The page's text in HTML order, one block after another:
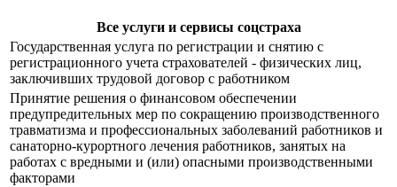
Все услуги и сервисы соцстраха
Государственная услуга по регистрации и снятию с
регистрационного учета страхователей - физических лиц,
заключивших трудовой договор с работником
Принятие решения о финансовом обеспечении
предупредительных мер по сокращению производственного
травматизма и профессиональных заболеваний работников и
санаторно-курортного лечения работников, занятых на
работах с вредными и (или) опасными производственными
факторами